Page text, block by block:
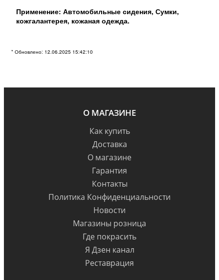
Применение: Автомобильные сидения, Сумки,
кожгалантерея, кожаная одежда.
* Обновлено: 12.06.2025 15:42:10
О МАГАЗИНЕ
Как купить
Доставка
О магазине
Гарантия
Контакты
Политика Конфиденциальности
Новости
Магазины розница
Где покрасить
Я Дзен канал
Реставрация